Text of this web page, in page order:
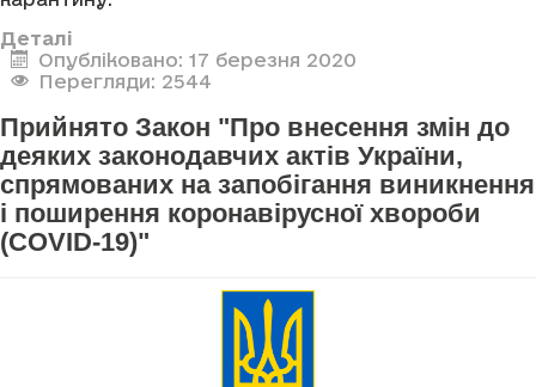
Деталі
Опубліковано: 17 березня 2020
Перегляди: 2544
Прийнято Закон "Про внесення змін до
деяких законодавчих актів України,
спрямованих на запобігання виникнення
і поширення коронавірусної хвороби
(COVID-19)"